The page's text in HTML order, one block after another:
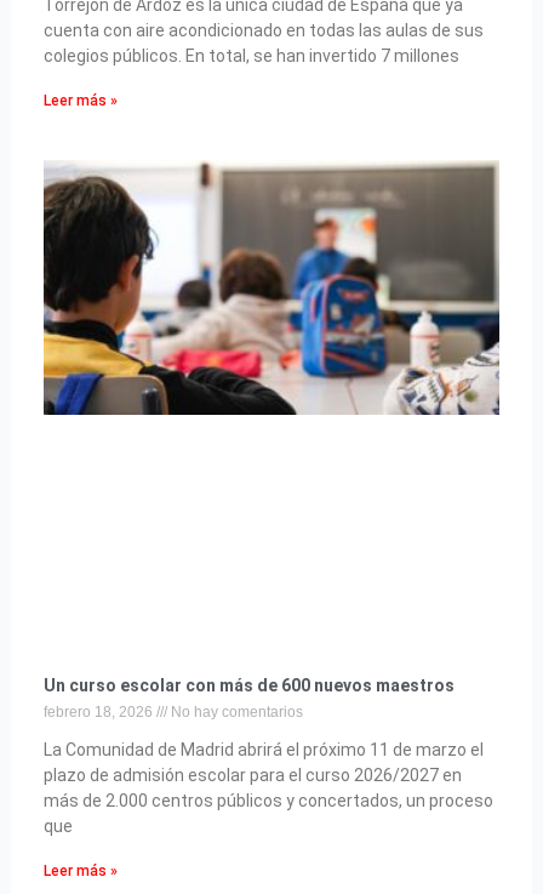
Torrejón de Ardoz es la única ciudad de España que ya
cuenta con aire acondicionado en todas las aulas de sus
colegios públicos. En total, se han invertido 7 millones
Leer más »
Un curso escolar con más de 600 nuevos maestros
febrero 18, 2026 No hay comentarios
La Comunidad de Madrid abrirá el próximo 11 de marzo el
plazo de admisión escolar para el curso 2026/2027 en
más de 2.000 centros públicos y concertados, un proceso
que
Leer más »